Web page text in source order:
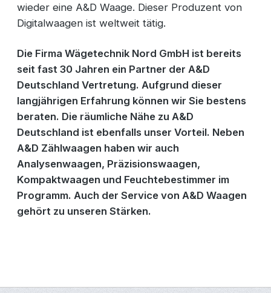
wieder eine A&D Waage. Dieser Produzent von
Digitalwaagen ist weltweit tätig.
Die Firma Wägetechnik Nord GmbH ist bereits
seit fast 30 Jahren ein Partner der A&D
Deutschland Vertretung. Aufgrund dieser
langjährigen Erfahrung können wir Sie bestens
beraten. Die räumliche Nähe zu A&D
Deutschland ist ebenfalls unser Vorteil. Neben
A&D Zählwaagen haben wir auch
Analysenwaagen, Präzisionswaagen,
Kompaktwaagen und Feuchtebestimmer im
Programm. Auch der Service von A&D Waagen
gehört zu unseren Stärken.